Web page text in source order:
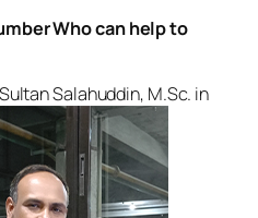
Who can help to
Salahuddin, M.Sc. in